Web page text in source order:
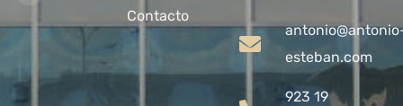
Contacto
esteban.com
923 19